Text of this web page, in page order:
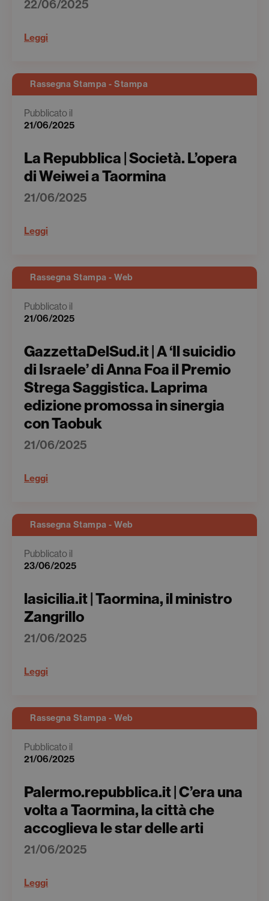
22/06/2025
Leggi
Rassegna Stampa - Stampa
Pubblicato il
21/06/2025
La Repubblica | Società. L’opera
di Weiwei a Taormina
21/06/2025
Leggi
Rassegna Stampa - Web
Pubblicato il
21/06/2025
GazzettaDelSud.it | A ‘Il suicidio
di Israele’ di Anna Foa il Premio
Strega Saggistica. Laprima
edizione promossa in sinergia
con Taobuk
21/06/2025
Leggi
Rassegna Stampa - Web
Pubblicato il
23/06/2025
lasicilia.it | Taormina, il ministro
Zangrillo
21/06/2025
Leggi
Rassegna Stampa - Web
Pubblicato il
21/06/2025
Palermo.repubblica.it | C’era una
volta a Taormina, la città che
accoglieva le star delle arti
21/06/2025
Leggi